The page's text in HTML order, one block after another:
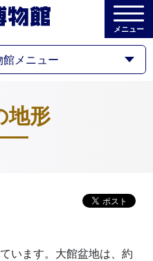
メニュー
メニュー
地形
います。大館盆地は、約